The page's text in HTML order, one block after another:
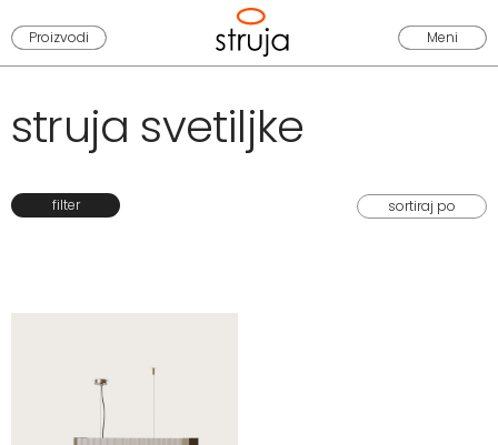
Proizvodi Meni
struja svetiljke
filter